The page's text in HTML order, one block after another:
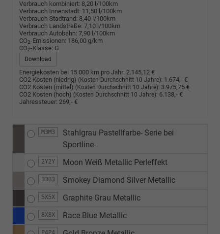
Verbrauch kombiniert: 8,20 l/100km
Verbrauch Innenstadt: 11,50 l/100km
Verbrauch Stadtrand: 8,40 l/100km
Verbrauch Landstraße: 7,10 l/100km
Verbrauch Autobahn: 7,90 l/100km
CO2-Emissionen: 186,00 g/km
CO2-Klasse: G
Download
Energiekosten bei 15.000 km pro Jahr: 2.145,12 €
CO2 Kosten (niedrig) (Kosten Durchschnitt 10 Jahre): 1.674,- €
CO2 Kosten (mittel) (Kosten Durchschnitt 10 Jahre): 3.975,75 €
CO2 Kosten (hoch) (Kosten Durchschnitt 10 Jahre): 6.138,- €
Jahressteuer: 269,- €
M3M3
Stahlgrau Pastellfarbe- Serie bei
Sportline-
2Y2Y Moon Weiß Metallic Perleffekt
B3B3 Smokey Diamond Silver Metallic
5X5X Graphite Grau Metallic
8X8X Race Blue Metallic
P4P4